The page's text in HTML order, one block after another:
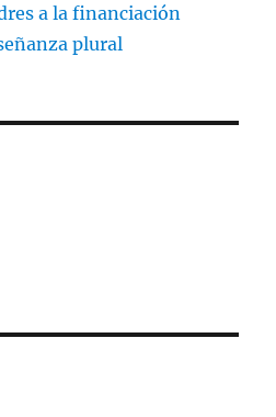
a la financiación
plural